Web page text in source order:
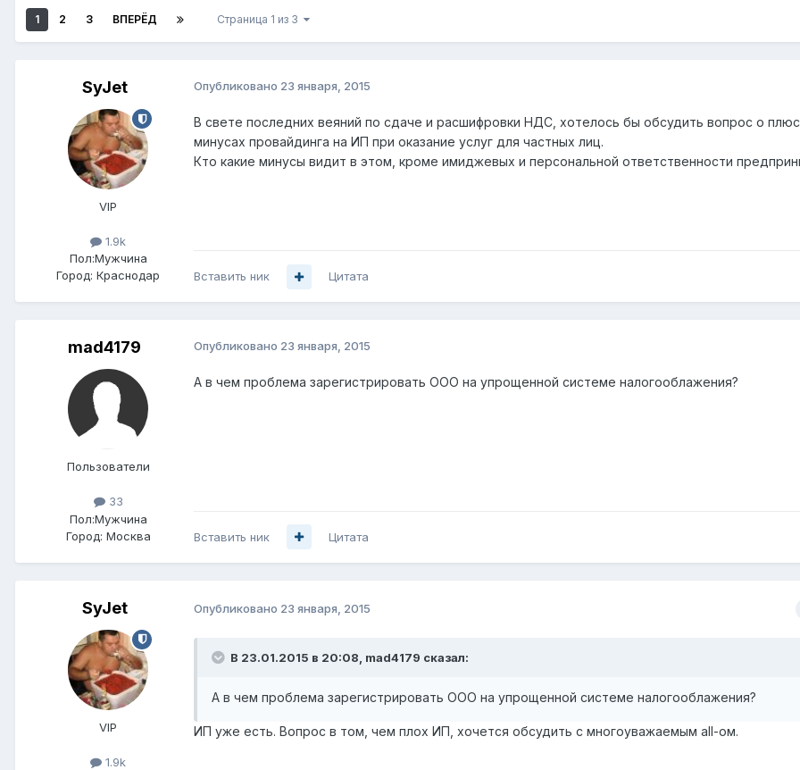
1 2 3 ВПЕРЁД Страница 1 из 3
SyJet
VIP
1.9k
Пол:Мужчина
Город: Краснодар
Опубликовано 23 января, 2015
В свете последних веяний по сдаче и расшифровки НДС, хотелось бы обсудить вопрос о
минусах провайдинга на ИП при оказание услуг для частных лиц.
Кто какие минусы видит в этом, кроме имиджевых и персональной ответственности
Вставить ник Цитата
mad4179
Пользователи
33
Пол:Мужчина
Город: Москва
Опубликовано 23 января, 2015
А в чем проблема зарегистрировать ООО на упрощенной системе налогооблажения?
Вставить ник Цитата
SyJet
VIP
1.9k
Опубликовано 23 января, 2015
В 23.01.2015 в 20:08, mad4179 сказал:
А в чем проблема зарегистрировать ООО на упрощенной системе налогооблажения?
ИП уже есть. Вопрос в том, чем плох ИП, хочется обсудить с многоуважаемым all-ом.